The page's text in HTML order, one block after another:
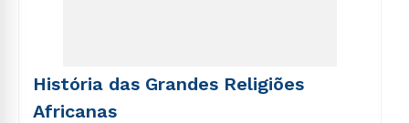
História das Grandes Religiões
Africanas